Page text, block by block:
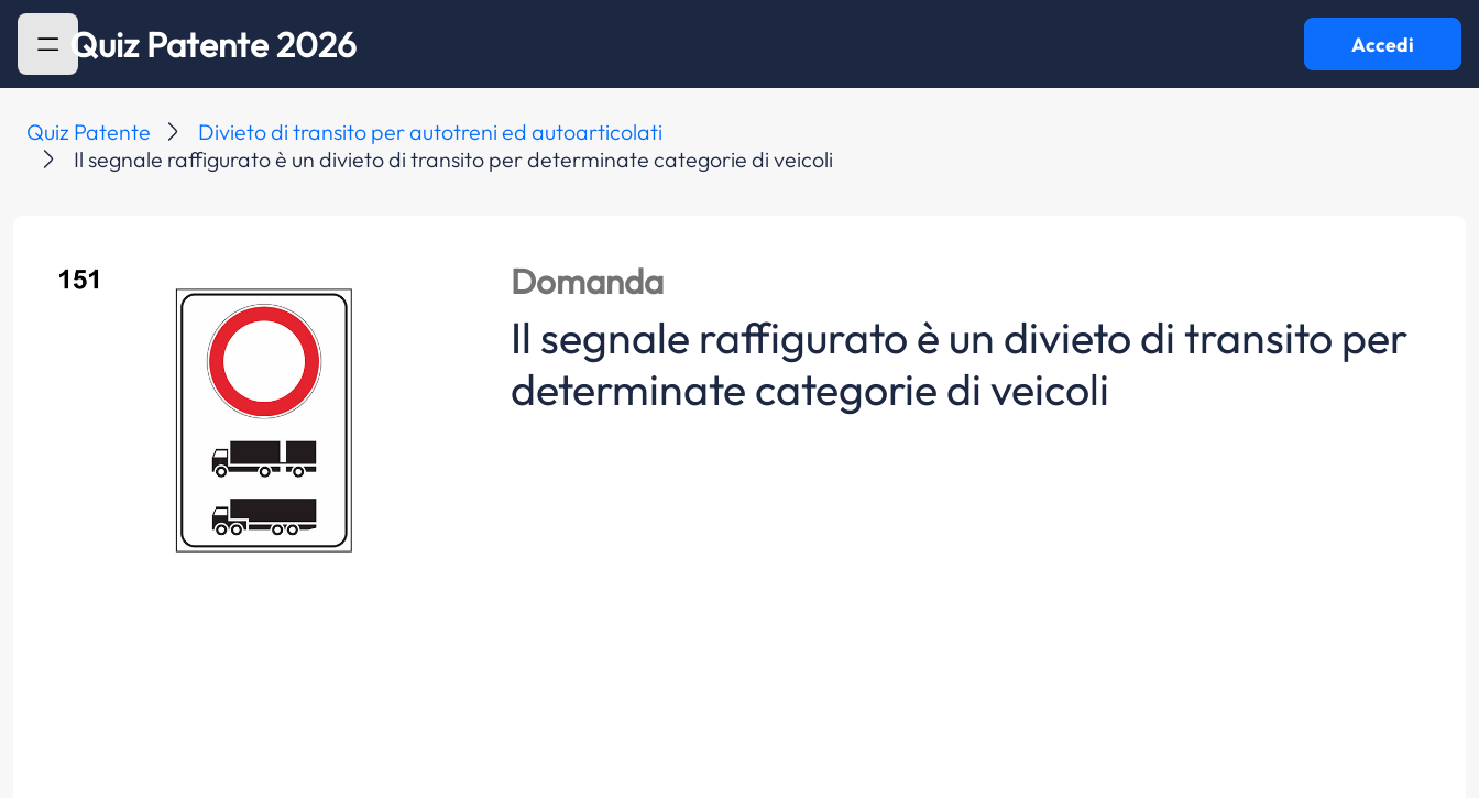
Quiz Patente 2026 Accedi
Quiz Patente
Divieto di transito per autotreni ed autoarticolati
Il segnale raffigurato è un divieto di transito per determinate categorie di veicoli
Domanda
Il segnale raffigurato è un divieto di transito per
determinate categorie di veicoli